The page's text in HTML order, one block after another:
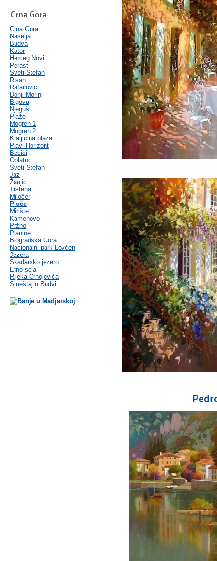
Crna Gora
Crna Gora
Naselja
Budva
Kotor
Herceg Novi
Perast
Sveti Stefan
Risan
Rafailovići
Donji Morinj
Bigova
Njeguši
Plaže
Mogren 1
Mogren 2
Kraljičina plaža
Plavi Horizont
Becici
Oblatno
Sveti Stefan
Jaz
Žanjic
Trstena
Miločer
Ploče
Mirište
Kamenovo
Pržno
Planine
Biogradska Gora
Nacionalni park Lovćen
Jezera
Skadarsko jezero
Etno sela
Rijeka Crnojevića
Smeštaj u Budvi